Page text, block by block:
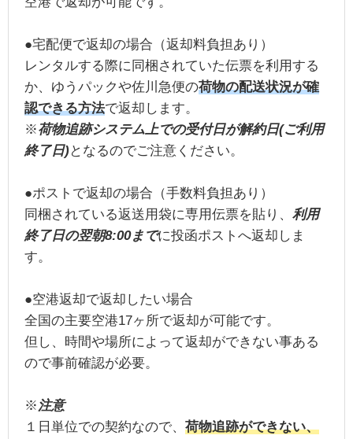
●宅配便で返却の場合（返却料負担あり）
レンタルする際に同梱されていた伝票を利用する
か、ゆうパックや佐川急便の荷物の配送状況が確
認できる方法で返却します。
※荷物追跡システム上での受付日が解約日(ご利用
終了日)となるのでご注意ください。
●ポストで返却の場合（手数料負担あり）
同梱されている返送用袋に専用伝票を貼り、 利用
終了日の翌朝8:00までに投函ポストへ返却しま
す。
●空港返却で返却したい場合
全国の主要空港17ヶ所で返却が可能です。
但し、時間や場所によって返却ができない事ある
ので事前確認が必要。
※ 注意
１日単位での契約なので、 荷物追跡ができない、